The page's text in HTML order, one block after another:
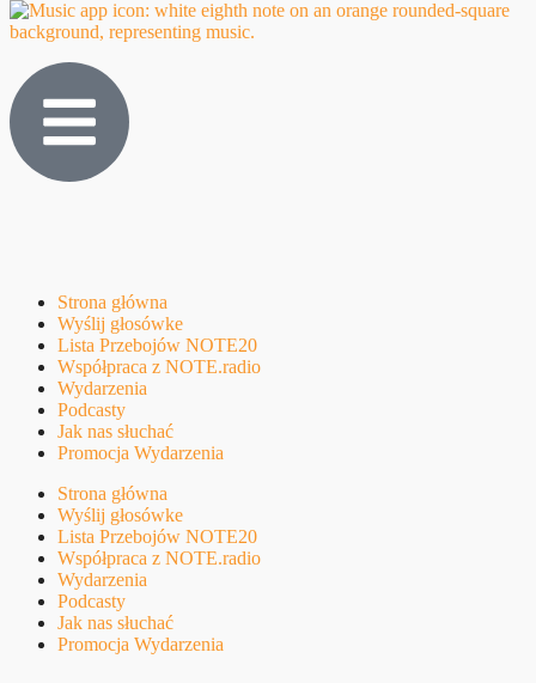
Strona główna
Wyślij głosówke
Lista Przebojów NOTE20
Współpraca z NOTE.radio
Wydarzenia
Podcasty
Jak nas słuchać
Promocja Wydarzenia
Strona główna
Wyślij głosówke
Lista Przebojów NOTE20
Współpraca z NOTE.radio
Wydarzenia
Podcasty
Jak nas słuchać
Promocja Wydarzenia